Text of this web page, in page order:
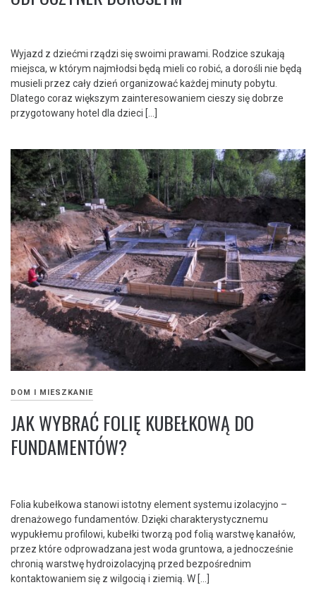
Wyjazd z dziećmi rządzi się swoimi prawami. Rodzice szukają
miejsca, w którym najmłodsi będą mieli co robić, a dorośli nie będą
musieli przez cały dzień organizować każdej minuty pobytu.
Dlatego coraz większym zainteresowaniem cieszy się dobrze
przygotowany hotel dla dzieci […]
DOM I MIESZKANIE
JAK WYBRAĆ FOLIĘ KUBEŁKOWĄ DO
FUNDAMENTÓW?
Folia kubełkowa stanowi istotny element systemu izolacyjno –
drenażowego fundamentów. Dzięki charakterystycznemu
wypukłemu profilowi, kubełki tworzą pod folią warstwę kanałów,
przez które odprowadzana jest woda gruntowa, a jednocześnie
chronią warstwę hydroizolacyjną przed bezpośrednim
kontaktowaniem się z wilgocią i ziemią. W […]